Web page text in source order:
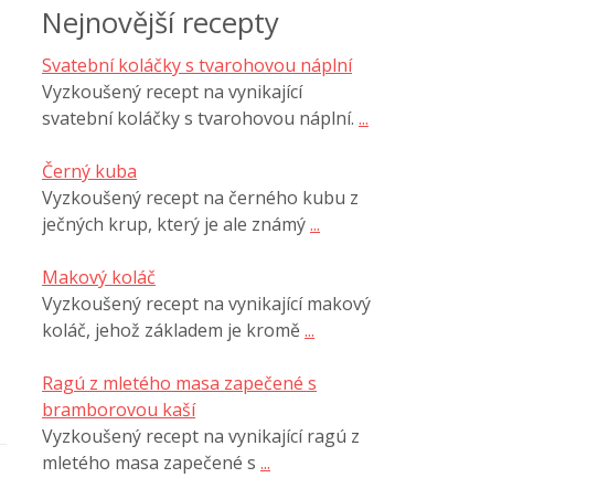
Nejnovější recepty
Svatební koláčky s tvarohovou náplní
Vyzkoušený recept na vynikající
svatební koláčky s tvarohovou náplní. ...
Černý kuba
Vyzkoušený recept na černého kubu z
ječných krup, který je ale známý...
Makový koláč
Vyzkoušený recept na vynikající makový
koláč, jehož základem je kromě...
Ragú z mletého masa zapečené s
bramborovou kaší
Vyzkoušený recept na vynikající ragú z
mletého masa zapečené s ...